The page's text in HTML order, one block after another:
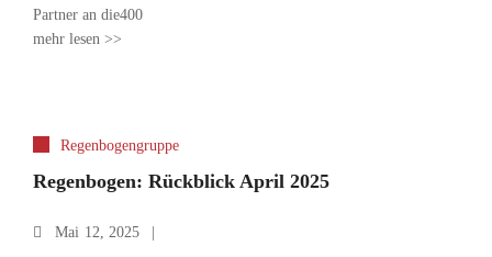
Partner an die400
mehr lesen >>
Regenbogengruppe
Regenbogen: Rückblick April 2025
Mai 12, 2025